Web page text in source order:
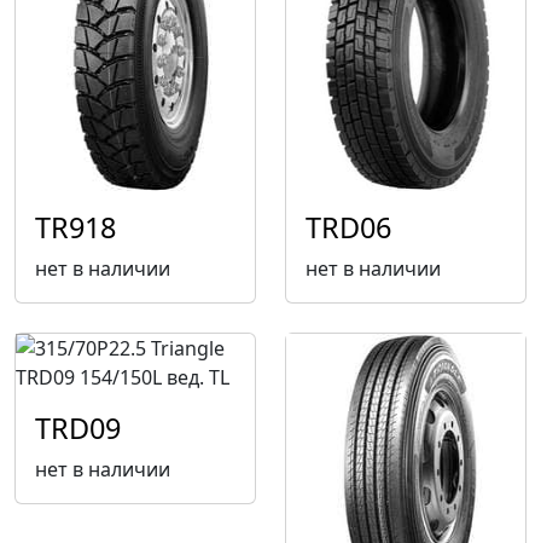
TR918
нет в наличии
TRD06
нет в наличии
TRD09
нет в наличии